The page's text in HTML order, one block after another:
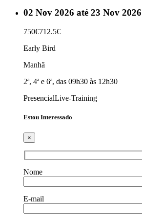
02 Nov 2026 até 23 Nov 2026
750€712.5€
Early Bird
Manhã
2ª, 4ª e 6ª, das 09h30 às 12h30
PresencialLive-Training
Estou Interessado
×
Nome
E-mail